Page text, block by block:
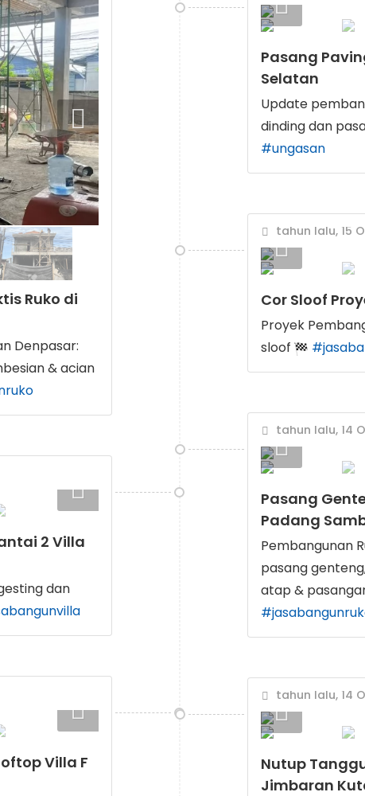
Ruko di
Denpasar:
& acian
Pasang
Selatan
Update
dinding dan
#ungasan
tahun lalu, 15
Cor Sloof
Proyek
sloof
tahun lalu, 14
Pasang
Padang
Pembangunan
pasang
atap &
2 Villa
dan
Villa F
tahun lalu, 14
Nutup
Jimbaran